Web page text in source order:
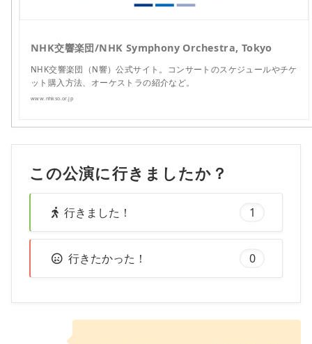
NHK交響楽団/NHK Symphony Orchestra, Tokyo
NHK交響楽団（N響）公式サイト。コンサートのスケジュールやチケ
ット購入方法、オーケストラの紹介など。
www.nhkso.or.jp
この公演に行きましたか？
行きました！ 1
行きたかった！ 0